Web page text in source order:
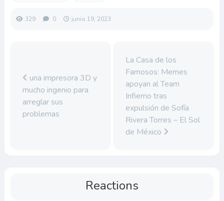
329 0 junio 19, 2023
una impresora 3D y
mucho ingenio para
arreglar sus
problemas
La Casa de los
Famosos: Memes
apoyan al Team
Infierno tras
expulsión de Sofía
Rivera Torres – El Sol
de México
Reactions